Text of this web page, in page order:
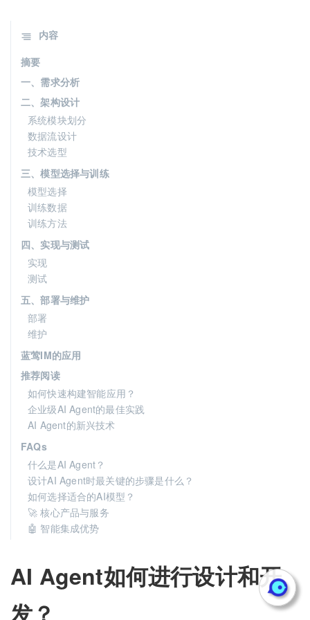
AI Agent如何进行设计和开
发？
内容
摘要
一、需求分析
二、架构设计
系统模块划分
数据流设计
技术选型
三、模型选择与训练
模型选择
训练数据
训练方法
四、实现与测试
实现
测试
五、部署与维护
部署
维护
蓝莺IM的应用
推荐阅读
如何快速构建智能应用？
企业级AI Agent的最佳实践
AI Agent的新兴技术
FAQs
什么是AI Agent？
设计AI Agent时最关键的步骤是什么？
如何选择适合的AI模型？
🚀 核心产品与服务
🤖 智能集成优势